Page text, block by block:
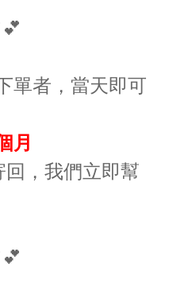
單者，當天即可
月
，我們立即幫